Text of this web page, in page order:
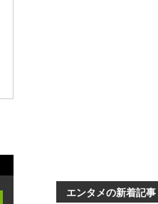
エンタメの新着記事